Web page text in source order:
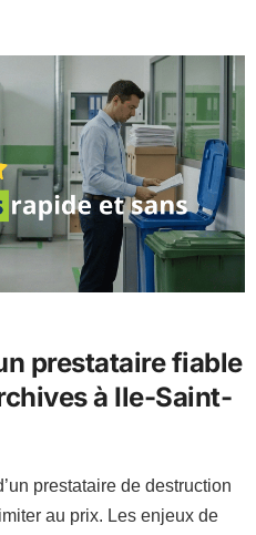
prestataire fiable
à Ile-Saint-
prestataire de destruction
au prix. Les enjeux de